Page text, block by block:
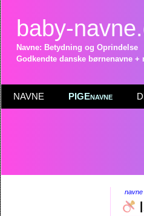
baby-
Navne: Betydning og Oprindelse
Godkendte danske børnenavne
NAVNE PIGEnavne
navne